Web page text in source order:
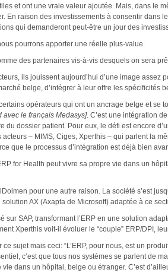
et ont une vraie valeur ajoutée. Mais, dans le
En raison des investissements à consentir
qui demanderont peut-être un jour des
pourrons apporter une réelle plus-value.
des partenaires vis-à-vis desquels on sera
ils jouissent aujourd’hui d’une image
belge, d’intégrer à leur offre les spécificités
opérateurs qui ont un ancrage belge et se
avec le français Medasys]. C’est une intégration
du dossier patient. Pour eux, le défi est encore
acteurs – MIMS, Ciges, Xperthis – qui parlent la
que le processus d’intégration est déjà bien
for Health peut vivre sa propre vie dans un
pour une autre raison. La société s’est
solution AX (Axapta de Microsoft) adaptée à ce
sur SAP, transformant l’ERP en une solution
Xperthis voit-il évoluer le “couple” ERP/DPI,
sujet mais ceci: “L’ERP, pour nous, est un
c’est que tous nos systèmes se parlent de
dans un hôpital, belge ou étranger. C’est